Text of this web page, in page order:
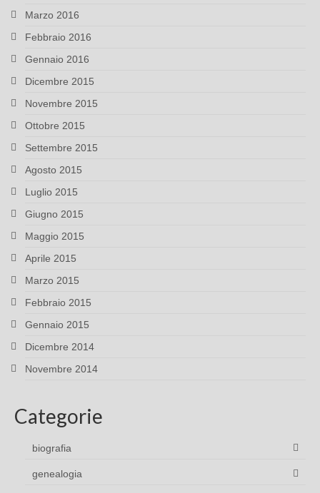
Marzo 2016
Febbraio 2016
Gennaio 2016
Dicembre 2015
Novembre 2015
Ottobre 2015
Settembre 2015
Agosto 2015
Luglio 2015
Giugno 2015
Maggio 2015
Aprile 2015
Marzo 2015
Febbraio 2015
Gennaio 2015
Dicembre 2014
Novembre 2014
Categorie
biografia
genealogia